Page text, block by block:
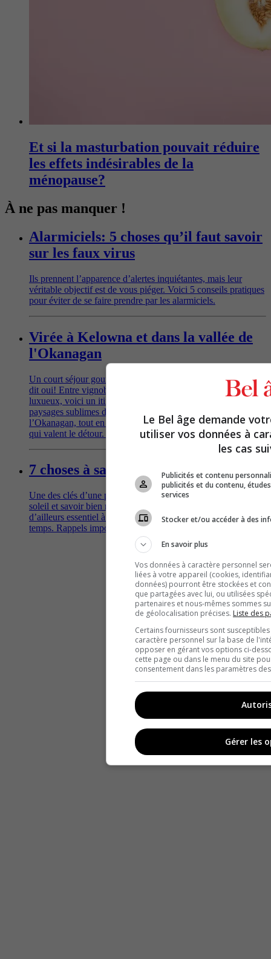
Et si la masturbation pouvait réduire
les effets indésirables de la
ménopause?
À ne pas manquer !
Alarmiciels: 5 choses qu’il faut savoir
sur les faux virus
Ils prennent l’apparence d’alertes inquiétantes, mais leur
véritable objectif est de vous piéger. Voici 5 conseils pratiques
pour éviter de se faire prendre par les alarmiciels.
Virée à Kelowna et dans la vallée de
l'Okanagan
Un court séjour gourmand dans les environs de Kelowna? On
dit oui! Entre vignobles primés, restaurants réputés et spas
luxueux, voici un itinéraire tout désigné pour explorer les
paysages sublimes de Lake Country, au cœur de la vallée de
l’Okanagan, tout en découvrant des trésors gastronomiques
qui valent le détour. Suivez le guide!
7 choses à savoir sur la crème solaire
Une des clés d’une peau en santé? Limiter l’exposition au
soleil et savoir bien manier la protection solaire, un allié
d’ailleurs essentiel à longueur d’année, beau temps, mauvais
temps. Rappels importants et conseils pratiques.
Le Bel âge demande
utiliser vos données à
les cas
Publicités et contenu
publicités et du contenu,
services
Stocker et/ou accéder à des
En savoir plus
Vos données à caractère personnel
liées à votre appareil (cookies,
données) pourront être stockées et
que partagées avec lui, ou utilisées
partenaires et nous-mêmes sommes
de géolocalisation précises. Liste des
Certains fournisseurs sont
caractère personnel sur la base de
opposer en gérant vos options ci-
cette page ou dans le menu du site
consentement dans les paramètres
Gérer les